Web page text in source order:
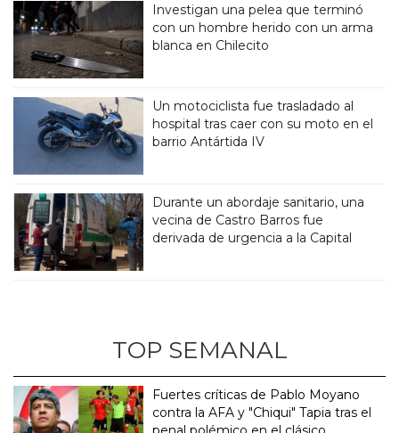
Investigan una pelea que terminó
con un hombre herido con un arma
blanca en Chilecito
Un motociclista fue trasladado al
hospital tras caer con su moto en el
barrio Antártida IV
Durante un abordaje sanitario, una
vecina de Castro Barros fue
derivada de urgencia a la Capital
TOP SEMANAL
Fuertes críticas de Pablo Moyano
contra la AFA y "Chiqui" Tapia tras el